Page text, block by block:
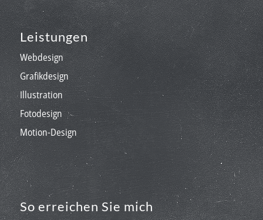
Leistungen
Webdesign
Grafikdesign
Illustration
Fotodesign
Motion-Design
So erreichen Sie mich